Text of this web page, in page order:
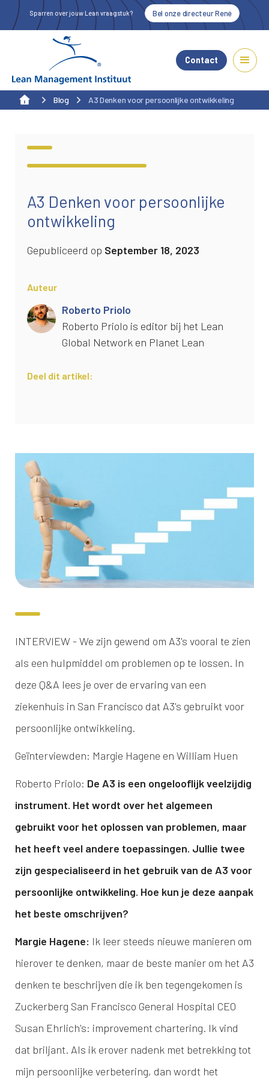
Sparren over jouw Lean vraagstuk? Bel onze directeur René
Contact
Blog A3 Denken voor persoonlijke ontwikkeling
Alle blogs
A3 Denken voor persoonlijke
ontwikkeling
Gepubliceerd op September 18, 2023
Auteur
Roberto Priolo
Roberto Priolo is editor bij het Lean
Global Network en Planet Lean
Deel dit artikel:
INTERVIEW - We zijn gewend om A3's vooral te zien
als een hulpmiddel om problemen op te lossen. In
deze Q&A lees je over de ervaring van een
ziekenhuis in San Francisco dat A3's gebruikt voor
persoonlijke ontwikkeling.
Geïnterviewden: Margie Hagene en William Huen
Roberto Priolo: De A3 is een ongelooflijk veelzijdig
instrument. Het wordt over het algemeen
gebruikt voor het oplossen van problemen, maar
het heeft veel andere toepassingen. Jullie twee
zijn gespecialiseerd in het gebruik van de A3 voor
persoonlijke ontwikkeling. Hoe kun je deze aanpak
het beste omschrijven?
Margie Hagene: Ik leer steeds nieuwe manieren om
hierover te denken, maar de beste manier om het A3
denken te beschrijven die ik ben tegengekomen is
Zuckerberg San Francisco General Hospital CEO
Susan Ehrlich's: improvement chartering. Ik vind
dat briljant. Als ik erover nadenk met betrekking tot
mijn persoonlijke verbetering, dan wordt het